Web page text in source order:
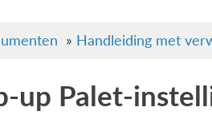
» Handleiding met
up Palet-